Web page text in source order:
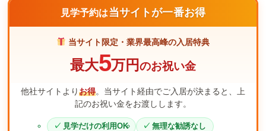
見学予約は当サイトが一番お得
当サイト限定・業界最高峰の入居特典
最大5万円のお祝い金
他社サイトよりお得。当サイト経由でご入居が決まると、上
記のお祝い金をお渡しします。
見学だけの利用OK
無理な勧誘なし